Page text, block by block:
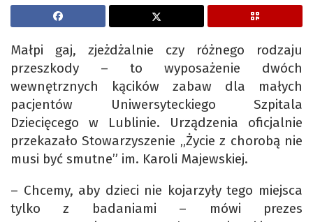
Małpi gaj, zjeżdżalnie czy różnego rodzaju
przeszkody – to wyposażenie dwóch
wewnętrznych kącików zabaw dla małych
pacjentów Uniwersyteckiego Szpitala
Dziecięcego w Lublinie. Urządzenia oficjalnie
przekazało Stowarzyszenie „Życie z chorobą nie
musi być smutne” im. Karoli Majewskiej.
– Chcemy, aby dzieci nie kojarzyły tego miejsca
tylko z badaniami – mówi prezes